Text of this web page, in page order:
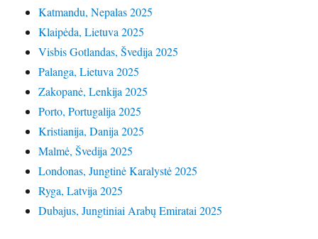
Katmandu, Nepalas 2025
Klaipėda, Lietuva 2025
Visbis Gotlandas, Švedija 2025
Palanga, Lietuva 2025
Zakopanė, Lenkija 2025
Porto, Portugalija 2025
Kristianija, Danija 2025
Malmė, Švedija 2025
Londonas, Jungtinė Karalystė 2025
Ryga, Latvija 2025
Dubajus, Jungtiniai Arabų Emiratai 2025